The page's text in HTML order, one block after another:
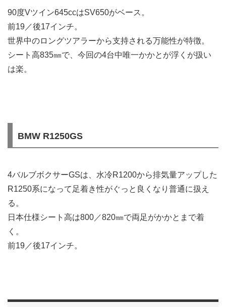
90度Vツイン645ccはSV650がベース。
前19／後17インチ。
世界中のロングツアラーから支持される万能性が特徴。
シート高835㎜で、今回の4台中唯一かかとが浮くが扱い
は楽。
BMW R1250GS
4バルブボクサーGSは、水冷R1200から排気量アップした
R1250系になって足着き性がぐっと良くなり普通に扱え
る。
日本仕様シート高は800／820㎜で両足がかかとまで着
く。
前19／後17インチ。